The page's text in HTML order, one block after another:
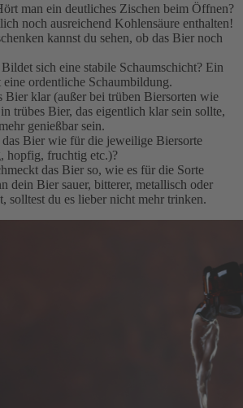
man ein deutliches Zischen beim Öffnen?
noch ausreichend Kohlensäure enthalten!
kannst du sehen, ob das Bier noch
Bildet sich eine stabile Schaumschicht? Ein
eine ordentliche Schaumbildung.
Bier klar (außer bei trüben Biersorten wie
trübes Bier, das eigentlich klar sein sollte,
genießbar sein.
das Bier wie für die jeweilige Biersorte
hopfig, fruchtig etc.)?
das Bier so, wie es für die Sorte
dein Bier sauer, bitterer, metallisch oder
solltest du es lieber nicht mehr trinken.